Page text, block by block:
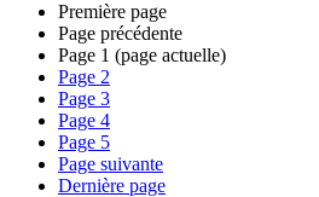
Première page
Page précédente
Page 1 (page actuelle)
Page 2
Page 3
Page 4
Page 5
Page suivante
Dernière page